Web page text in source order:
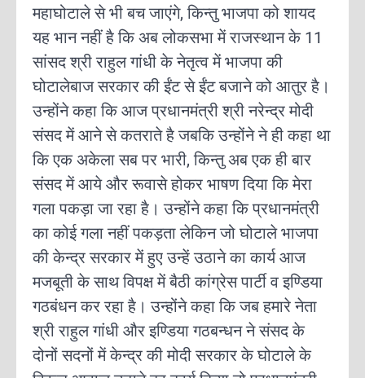
महाघोटाले से भी बच जाएंगे, किन्तु भाजपा को शायद
यह भान नहीं है कि अब लोकसभा में राजस्थान के 11
सांसद श्री राहुल गांधी के नेतृत्व में भाजपा की
घोटालेबाज सरकार की ईंट से ईंट बजाने को आतुर है।
उन्होंने कहा कि आज प्रधानमंत्री श्री नरेन्द्र मोदी
संसद में आने से कतराते है जबकि उन्होंने ने ही कहा था
कि एक अकेला सब पर भारी, किन्तु अब एक ही बार
संसद में आये और रूवासे होकर भाषण दिया कि मेरा
गला पकड़ा जा रहा है। उन्होंने कहा कि प्रधानमंत्री
का कोई गला नहीं पकड़ता लेकिन जो घोटाले भाजपा
की केन्द्र सरकार में हुए उन्हें उठाने का कार्य आज
मजबूती के साथ विपक्ष में बैठी कांग्रेस पार्टी व इण्डिया
गठबंधन कर रहा है। उन्होंने कहा कि जब हमारे नेता
श्री राहुल गांधी और इण्डिया गठबन्धन ने संसद के
दोनों सदनों में केन्द्र की मोदी सरकार के घोटाले के